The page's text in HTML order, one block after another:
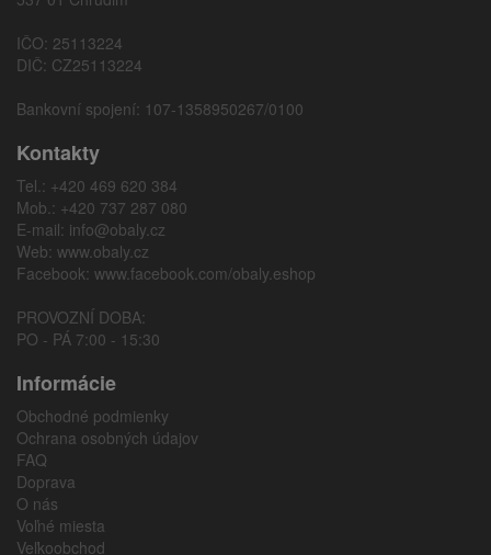
IČO: 25113224
DIČ: CZ25113224
Bankovní spojení: 107-1358950267/0100
Kontakty
Tel.: +420 469 620 384
Mob.: +420 737 287 080
E-mail: info@obaly.cz
Web: www.obaly.cz
Facebook: www.facebook.com/obaly.eshop
PROVOZNÍ DOBA:
PO - PÁ 7:00 - 15:30
Informácie
Obchodné podmienky
Ochrana osobných údajov
FAQ
Doprava
O nás
Voľné miesta
Veľkoobchod